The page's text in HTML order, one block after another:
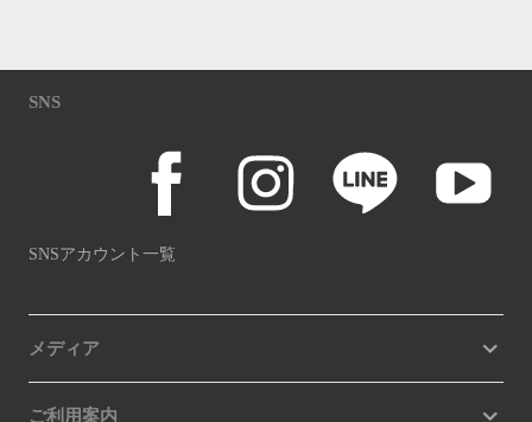
SNS
SNSアカウント一覧
メディア
ご利用案内